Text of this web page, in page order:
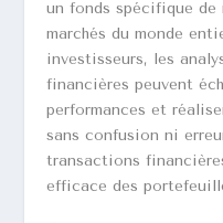
un fonds spécifique de
marchés du monde
investisseurs, les
financières peuvent
performances et
sans confusion ni
transactions
efficace des